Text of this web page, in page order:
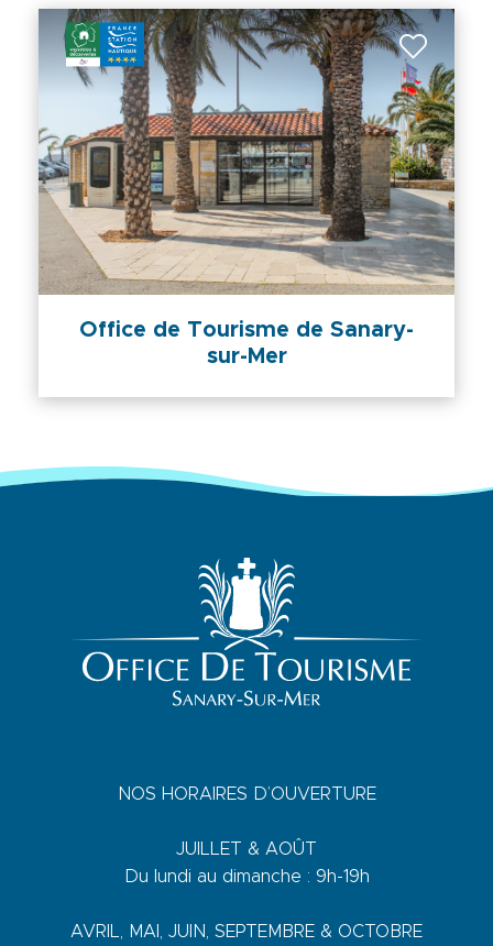
Office de Tourisme de Sanary-
sur-Mer
NOS HORAIRES D’OUVERTURE
JUILLET & AOÛT
Du lundi au dimanche : 9h-19h
AVRIL, MAI, JUIN, SEPTEMBRE & OCTOBRE